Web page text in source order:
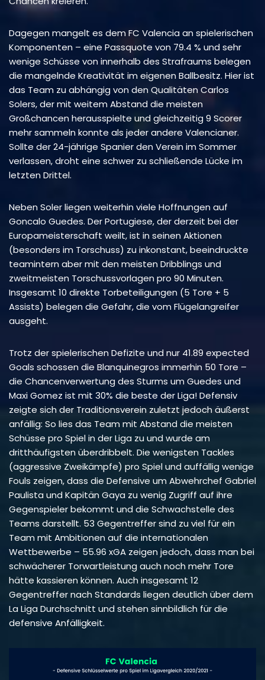
Dagegen mangelt es dem FC Valencia an spielerischen
Komponenten – eine Passquote von 79.4 % und sehr
wenige Schüsse von innerhalb des Strafraums belegen
die mangelnde Kreativität im eigenen Ballbesitz. Hier ist
das Team zu abhängig von den Qualitäten Carlos
Solers, der mit weitem Abstand die meisten
Großchancen herausspielte und gleichzeitig 9 Scorer
mehr sammeln konnte als jeder andere Valencianer.
Sollte der 24-jährige Spanier den Verein im Sommer
verlassen, droht eine schwer zu schließende Lücke im
letzten Drittel.
Neben Soler liegen weiterhin viele Hoffnungen auf
Goncalo Guedes. Der Portugiese, der derzeit bei der
Europameisterschaft weilt, ist in seinen Aktionen
(besonders im Torschuss) zu inkonstant, beeindruckte
teamintern aber mit den meisten Dribblings und
zweitmeisten Torschussvorlagen pro 90 Minuten.
Insgesamt 10 direkte Torbeteiligungen (5 Tore + 5
Assists) belegen die Gefahr, die vom Flügelangreifer
ausgeht.
Trotz der spielerischen Defizite und nur 41.89 expected
Goals schossen die Blanquinegros immerhin 50 Tore –
die Chancenverwertung des Sturms um Guedes und
Maxi Gomez ist mit 30% die beste der Liga! Defensiv
zeigte sich der Traditionsverein zuletzt jedoch äußerst
anfällig: So lies das Team mit Abstand die meisten
Schüsse pro Spiel in der Liga zu und wurde am
dritthäufigsten überdribbelt. Die wenigsten Tackles
(aggressive Zweikämpfe) pro Spiel und auffällig wenige
Fouls zeigen, dass die Defensive um Abwehrchef Gabriel
Paulista und Kapitän Gaya zu wenig Zugriff auf ihre
Gegenspieler bekommt und die Schwachstelle des
Teams darstellt. 53 Gegentreffer sind zu viel für ein
Team mit Ambitionen auf die internationalen
Wettbewerbe – 55.96 xGA zeigen jedoch, dass man bei
schwächerer Torwartleistung auch noch mehr Tore
hätte kassieren können. Auch insgesamt 12
Gegentreffer nach Standards liegen deutlich über dem
La Liga Durchschnitt und stehen sinnbildlich für die
defensive Anfälligkeit.